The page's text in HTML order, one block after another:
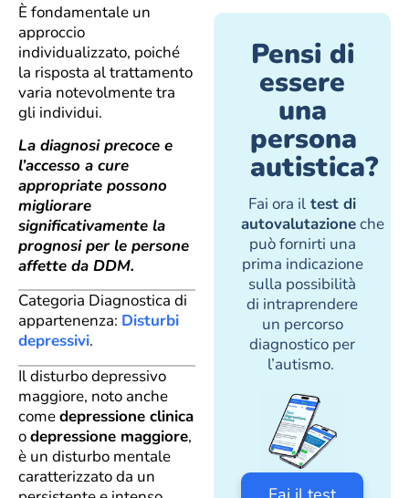
È fondamentale un
approccio
individualizzato, poiché
la risposta al trattamento
varia notevolmente tra
gli individui.
La diagnosi precoce e
l’accesso a cure
appropriate possono
migliorare
significativamente la
prognosi per le persone
affette da DDM.
Categoria Diagnostica di
appartenenza: Disturbi
depressivi.
Il disturbo depressivo
maggiore, noto anche
comedepressione clinica
odepressione maggiore,
è un disturbo mentale
caratterizzato da un
Pensi di
essere
una
persona
autistica?
Fai ora il test di
autovalutazioneche
può fornirti una
prima indicazione
sulla possibilità
di intraprendere
un percorso
diagnostico per
l’autismo.